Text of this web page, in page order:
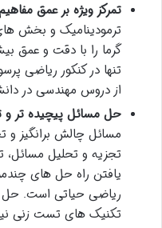
تمرکز ویژه بر عمق
ترمودینامیک و بخش
گرما را با دقت و عمق
تنها در کنکور ریاضی
از دروس مهندسی در
حل مسائل پیچیده تر و
مسائل چالش برانگیز و
تجزیه و تحلیل
یافتن راه حل های
ریاضی حیاتی است. حل
تکنیک های تست زنی